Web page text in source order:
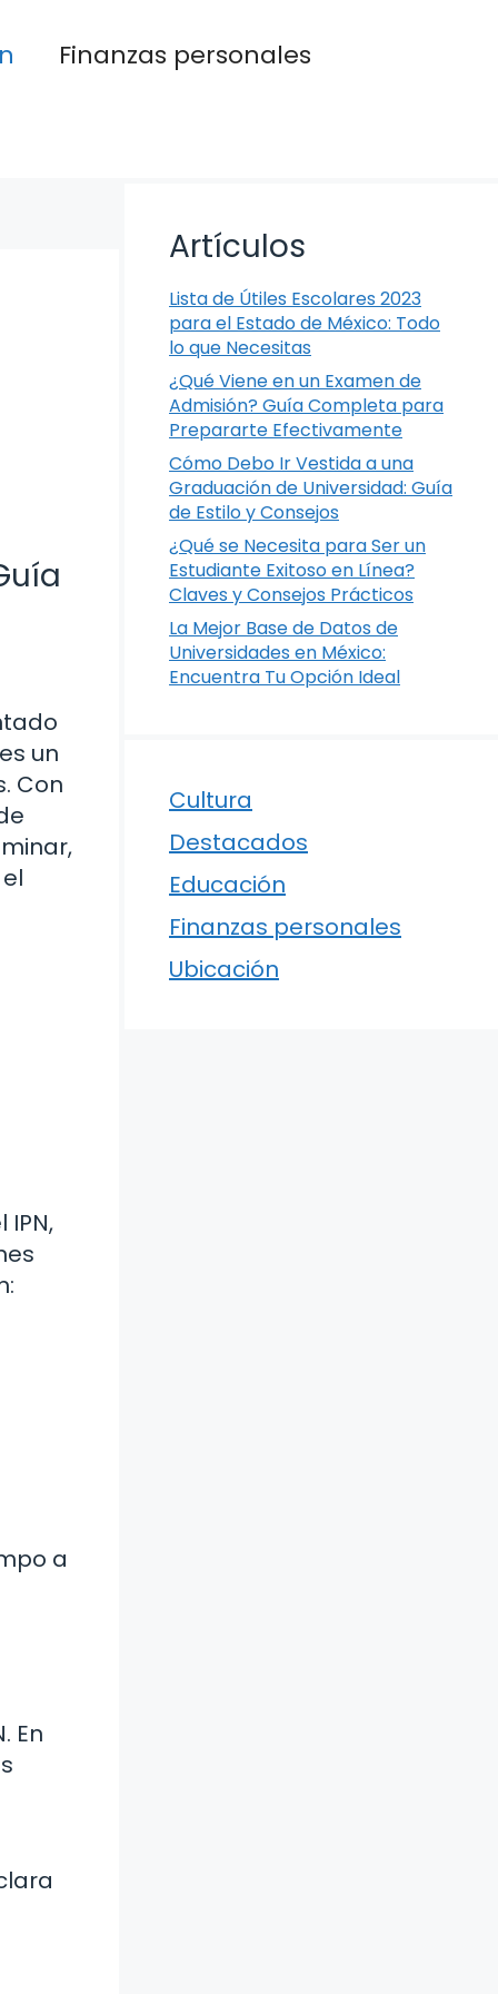
Finanzas personales
un
Con
a
En
Artículos
Lista de Útiles Escolares 2023
para el Estado de México: Todo
lo que Necesitas
¿Qué Viene en un Examen de
Admisión? Guía Completa para
Prepararte Efectivamente
Cómo Debo Ir Vestida a una
Graduación de Universidad: Guía
de Estilo y Consejos
¿Qué se Necesita para Ser un
Estudiante Exitoso en Línea?
Claves y Consejos Prácticos
La Mejor Base de Datos de
Universidades en México:
Encuentra Tu Opción Ideal
Cultura
Destacados
Educación
Finanzas personales
Ubicación